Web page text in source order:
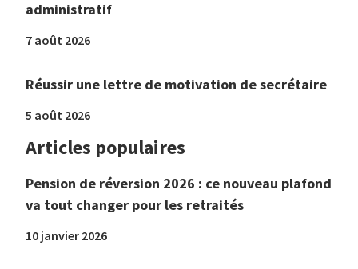
administratif
7 août 2026
Réussir une lettre de motivation de secrétaire
5 août 2026
Articles populaires
Pension de réversion 2026 : ce nouveau plafond
va tout changer pour les retraités
10 janvier 2026